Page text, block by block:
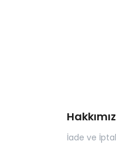
İade ve